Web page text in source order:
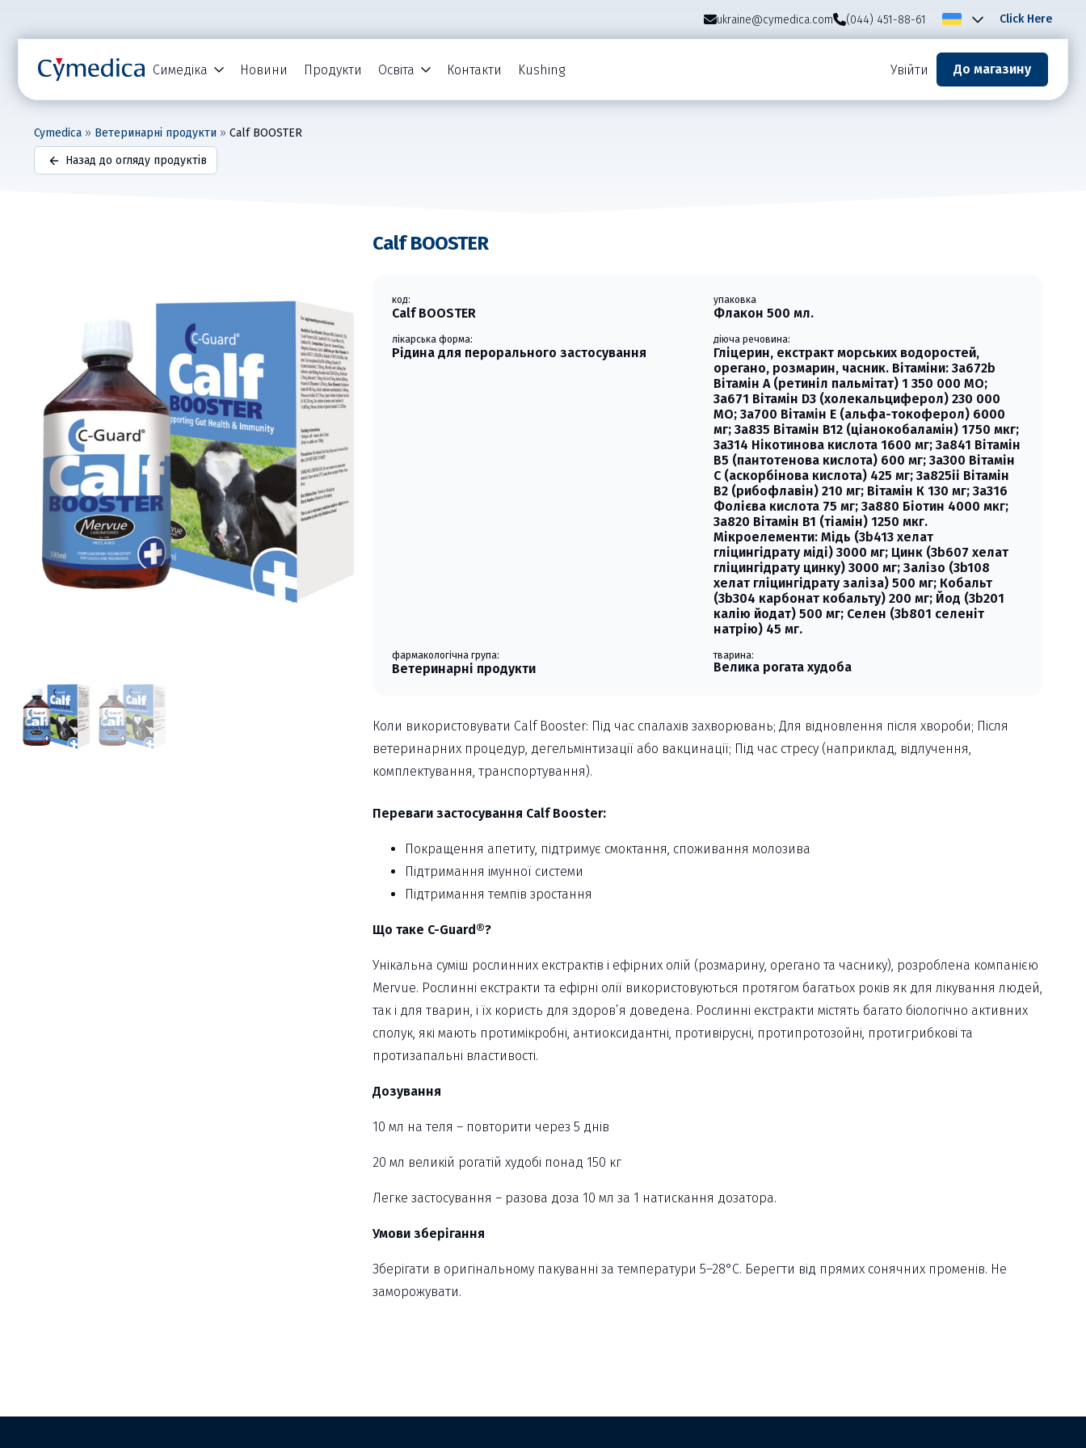
ukraine@cymedica.com (044) 451-88-61 Click Here
Симедіка Новини Продукти Освіта Контакти Kushing Увійти До магазину
Cymedica » Ветеринарні продукти » Calf BOOSTER
Назад до огляду продуктів
Calf BOOSTER
код:
Calf BOOSTER
упаковка
Флакон 500 мл.
лікарська форма:
Рідина для перорального застосування
діюча речовина:
Гліцерин, екстракт морських водоростей,
орегано, розмарин, часник. Вітаміни: 3a672b
Вітамін А (ретиніл пальмітат) 1 350 000 МО;
3a671 Вітамін D3 (холекальциферол) 230 000
МО; 3a700 Вітамін Е (альфа-токоферол) 6000
мг; 3a835 Вітамін B12 (ціанокобаламін) 1750 мкг;
3a314 Нікотинова кислота 1600 мг; 3a841 Вітамін
В5 (пантотенова кислота) 600 мг; 3a300 Вітамін
С (аскорбінова кислота) 425 мг; 3a825ii Вітамін
B2 (рибофлавін) 210 мг; Вітамін К 130 мг; 3a316
Фолієва кислота 75 мг; 3a880 Біотин 4000 мкг;
3a820 Вітамін B1 (тіамін) 1250 мкг.
Мікроелементи: Мідь (3b413 хелат
гліцингідрату міді) 3000 мг; Цинк (3b607 хелат
гліцингідрату цинку) 3000 мг; Залізо (3b108
хелат гліцингідрату заліза) 500 мг; Кобальт
(3b304 карбонат кобальту) 200 мг; Йод (3b201
калію йодат) 500 мг; Селен (3b801 селеніт
натрію) 45 мг.
фармакологічна група:
Ветеринарні продукти
тварина:
Велика рогата худоба
Коли використовувати Calf Booster: Під час спалахів захворювань; Для відновлення після хвороби; Після
ветеринарних процедур, дегельмінтизації або вакцинації; Під час стресу (наприклад, відлучення,
комплектування, транспортування).
Переваги застосування Calf Booster:
Покращення апетиту, підтримує смоктання, споживання молозива
Підтримання імунної системи
Підтримання темпів зростання
Що таке C-Guard®?
Унікальна суміш рослинних екстрактів і ефірних олій (розмарину, орегано та часнику), розроблена компанією
Mervue. Рослинні екстракти та ефірні олії використовуються протягом багатьох років як для лікування людей,
так і для тварин, і їх користь для здоров’я доведена. Рослинні екстракти містять багато біологічно активних
сполук, які мають протимікробні, антиоксидантні, противірусні, протипротозойні, протигрибкові та
протизапальні властивості.
Дозування
10 мл на теля – повторити через 5 днів
20 мл великій рогатій худобі понад 150 кг
Легке застосування – разова доза 10 мл за 1 натискання дозатора.
Умови зберігання
Зберігати в оригінальному пакуванні за температури 5–28°C. Берегти від прямих сонячних променів. Не
заморожувати.